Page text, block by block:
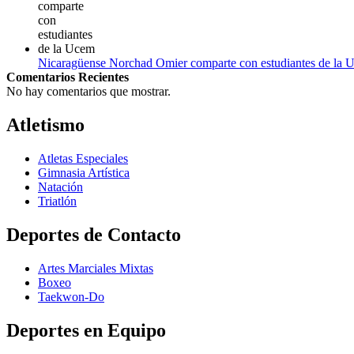
Nicaragüense Norchad Omier comparte con estudiantes de la
Comentarios Recientes
No hay comentarios que mostrar.
Atletismo
Atletas Especiales
Gimnasia Artística
Natación​
Triatlón​
Deportes de Contacto
Artes Marciales Mixtas
Boxeo
Taekwon-Do
Deportes en Equipo